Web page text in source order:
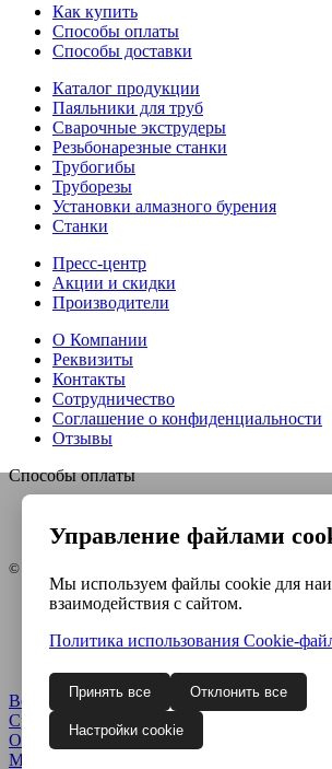
Управление файлами
Мы используем файлы cookie для
взаимодействия с сайтом.
Политика использования Сookie-
Принять все Отклонить все
Настройки cookie
Как купить
Способы оплаты
Способы доставки
Каталог продукции
Паяльники для труб
Сварочные экструдеры
Резьбонарезные станки
Трубогибы
Труборезы
Установки алмазного бурения
Станки
Пресс-центр
Акции и скидки
Производители
О Компании
Реквизиты
Контакты
Сотрудничество
Соглашение о конфиденциальности
Отзывы
Способы оплаты
© Интернет-магазин Евро-инструмент, 2026
Контакты
Политика конфиденциальности
Войти
Регистрация
Сравнение
Отложенные0
Моя корзина